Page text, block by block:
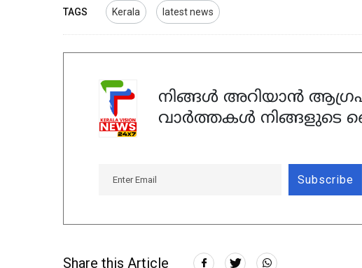
TAGS Kerala latest news
നിങ്ങൾ അറിയാൻ
വാർത്തകൾ നിങ്ങളുടെ
Subscribe
Share this Article